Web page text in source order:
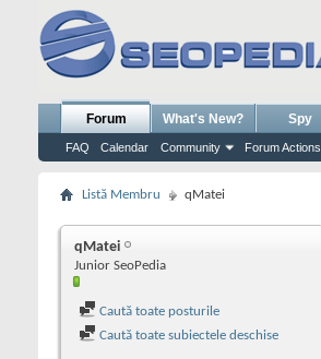
Forum
FAQ Calendar Community Forum Actions
What's New? Spy
Listă Membru qMatei
qMatei
Junior SeoPedia
Caută toate posturile
Caută toate subiectele deschise